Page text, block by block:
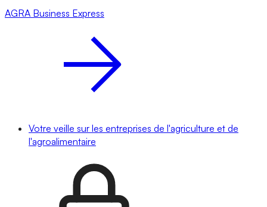
AGRA Business Express
Votre veille sur les entreprises de l'agriculture et de
l'agroalimentaire